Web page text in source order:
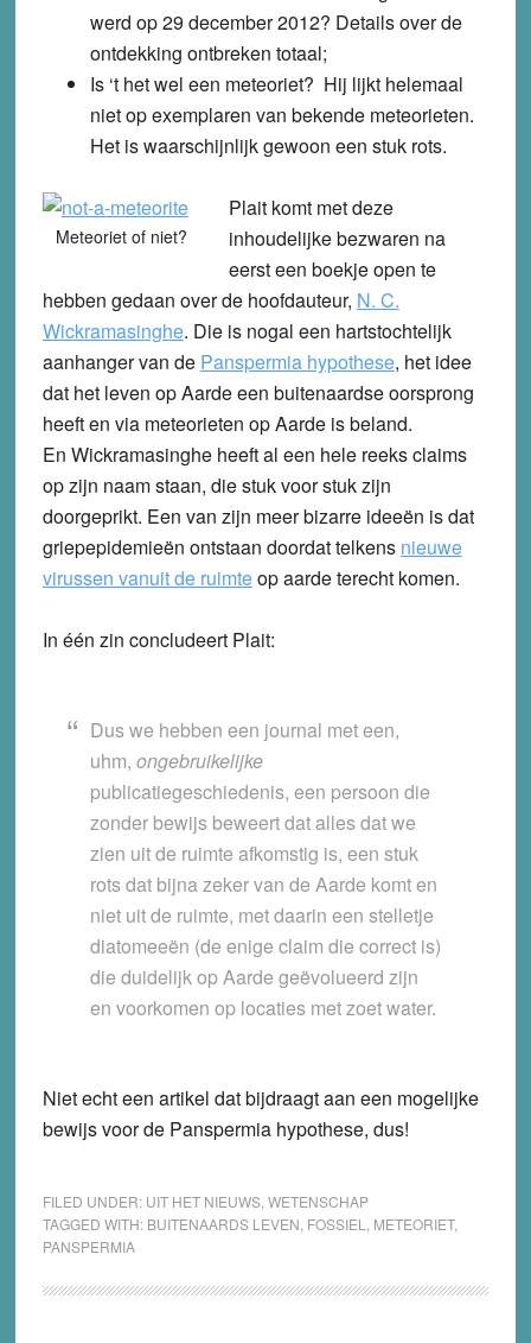
werd op 29 december 2012? Details over de
ontdekking ontbreken totaal;
Is ‘t het wel een meteoriet? Hij lijkt helemaal
niet op exemplaren van bekende meteorieten.
Het is waarschijnlijk gewoon een stuk rots.
Meteoriet of niet?
Plait komt met deze
inhoudelijke bezwaren na
eerst een boekje open te
hebben gedaan over de hoofdauteur, N. C.
Wickramasinghe. Die is nogal een hartstochtelijk
aanhanger van de Panspermia hypothese, het idee
dat het leven op Aarde een buitenaardse oorsprong
heeft en via meteorieten op Aarde is beland.
En Wickramasinghe heeft al een hele reeks claims
op zijn naam staan, die stuk voor stuk zijn
doorgeprikt. Een van zijn meer bizarre ideeën is dat
griepepidemieën ontstaan doordat telkens nieuwe
virussen vanuit de ruimteop aarde terecht komen.
In één zin concludeert Plait:
Dus we hebben een journal met een,
uhm, ongebruikelijke
publicatiegeschiedenis, een persoon die
zonder bewijs beweert dat alles dat we
zien uit de ruimte afkomstig is, een stuk
rots dat bijna zeker van de Aarde komt en
niet uit de ruimte, met daarin een stelletje
diatomeeën (de enige claim die correct is)
die duidelijk op Aarde geëvolueerd zijn
en voorkomen op locaties met zoet water.
Niet echt een artikel dat bijdraagt aan een mogelijke
bewijs voor de Panspermia hypothese, dus!
FILED UNDER: UIT HET NIEUWS, WETENSCHAP
TAGGED WITH: BUITENAARDS LEVEN FOSSIEL METEORIET,
PANSPERMIA